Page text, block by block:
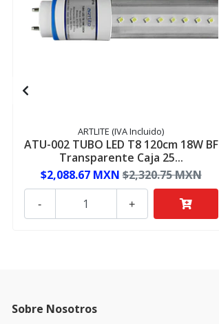
ARTLITE (IVA Incluido)
ATU-002 TUBO LED T8 120cm 18W BF
Transparente Caja 25...
$2,088.67 MXN $2,320.75 MXN
+
-
Sobre Nosotros